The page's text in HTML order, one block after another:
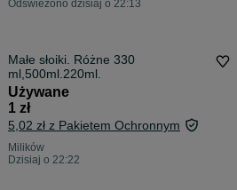
Odświeżono dzisiaj o 22:13
Małe słoiki. Różne 330
ml,500ml.220ml.
Używane
1 zł
5,02 zł z Pakietem Ochronnym
Milików
Dzisiaj o 22:22